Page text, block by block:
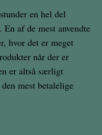
en hel del
af de mest anvendte
hvor det er meget
når der er
er altså særligt
mest betalelige